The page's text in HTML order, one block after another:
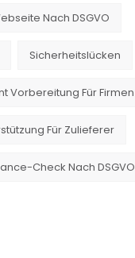
Nach DSGVO
Sicherheitslücken
Vorbereitung Für Firmen
Für Zulieferer
Check Nach DSGVO